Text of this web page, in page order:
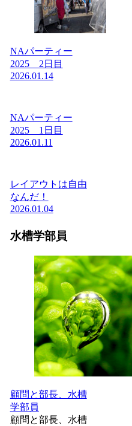
NAパーティー
2025 2日目
2026.01.14
NAパーティー
2025 1日目
2026.01.11
レイアウトは自由
なんだ！
2026.01.04
水槽学部員
顧問と部長、水槽
学部員
顧問と部長、水槽